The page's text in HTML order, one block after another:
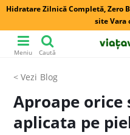
Hidratare Zilnică Completă, Zero
site Vara
Meniu Caută
Blog
Aproape orice
aplicata pe